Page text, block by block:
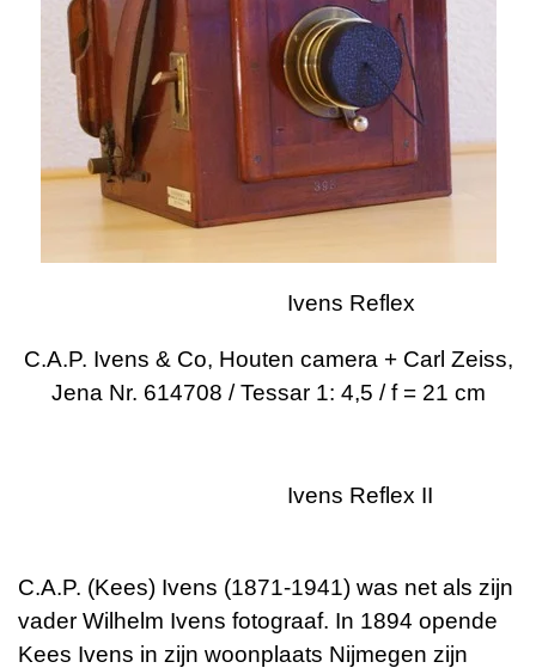
Ivens Reflex
C.A.P. Ivens & Co, Houten camera + Carl Zeiss,
Jena Nr. 614708 / Tessar 1: 4,5 / f = 21 cm
Ivens Reflex II
C.A.P. (Kees) Ivens (1871-1941) was net als zijn
vader Wilhelm Ivens fotograaf. In 1894 opende
Kees Ivens in zijn woonplaats Nijmegen zijn